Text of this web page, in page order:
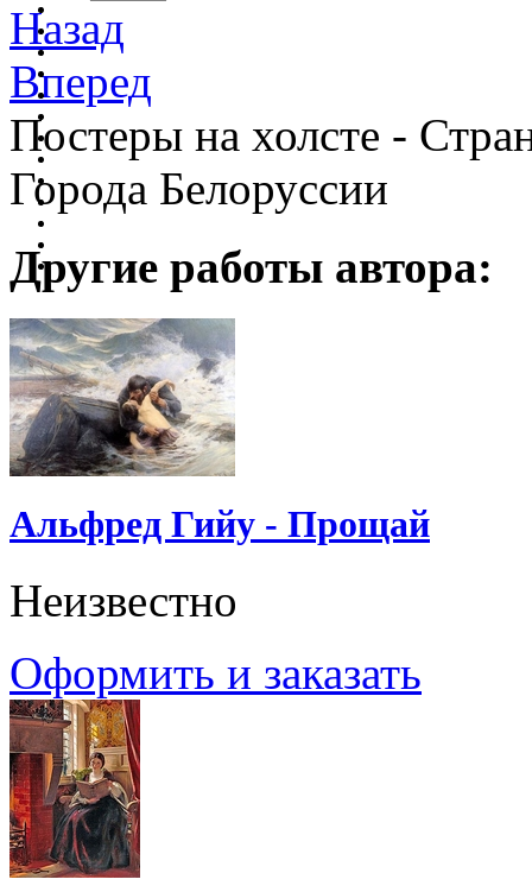
Назад
Вперед
Постеры на холсте -
Города Белоруссии
Другие работы автора:
Альфред Гийу - Прощай
Неизвестно
Оформить и заказать